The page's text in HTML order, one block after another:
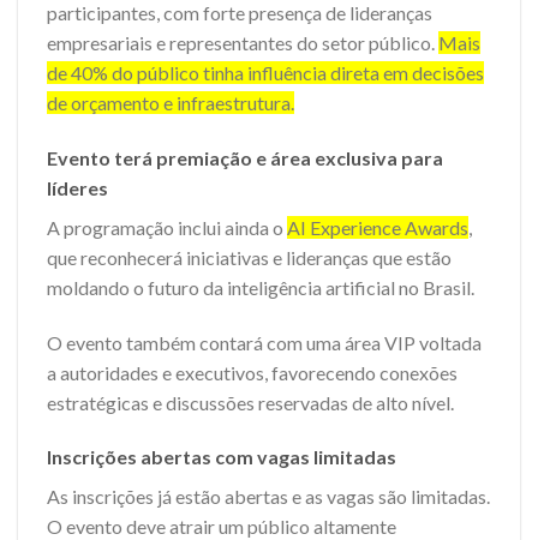
participantes, com forte presença de lideranças
empresariais e representantes do setor público. Mais
de 40% do público tinha influência direta em decisões
de orçamento e infraestrutura.
Evento terá premiação e área exclusiva para
líderes
A programação inclui ainda o AI Experience Awards,
que reconhecerá iniciativas e lideranças que estão
moldando o futuro da inteligência artificial no Brasil.
O evento também contará com uma área VIP voltada
a autoridades e executivos, favorecendo conexões
estratégicas e discussões reservadas de alto nível.
Inscrições abertas com vagas limitadas
As inscrições já estão abertas e as vagas são limitadas.
O evento deve atrair um público altamente